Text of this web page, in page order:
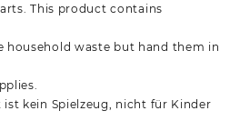
This product contains
waste but hand them in
kein Spielzeug, nicht für Kinder